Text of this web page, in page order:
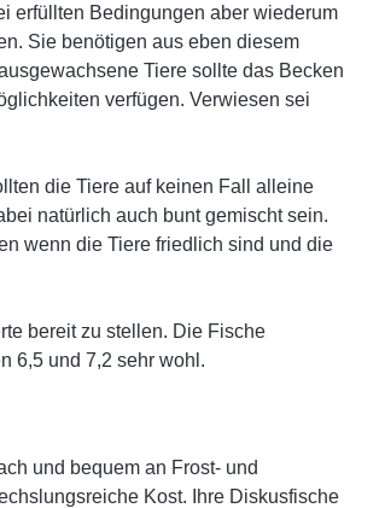
erfüllten Bedingungen aber wiederum
Sie benötigen aus eben diesem
Tiere sollte das Becken
verfügen. Verwiesen sei
die Tiere auf keinen Fall alleine
natürlich auch bunt gemischt sein.
wenn die Tiere friedlich sind und die
bereit zu stellen. Die Fische
6,5 und 7,2 sehr wohl.
und bequem an Frost- und
Kost. Ihre Diskusfische